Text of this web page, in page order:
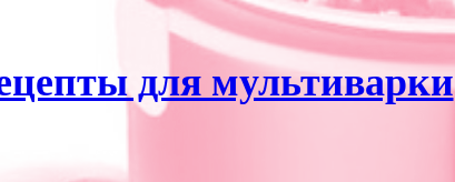
для мультиварки